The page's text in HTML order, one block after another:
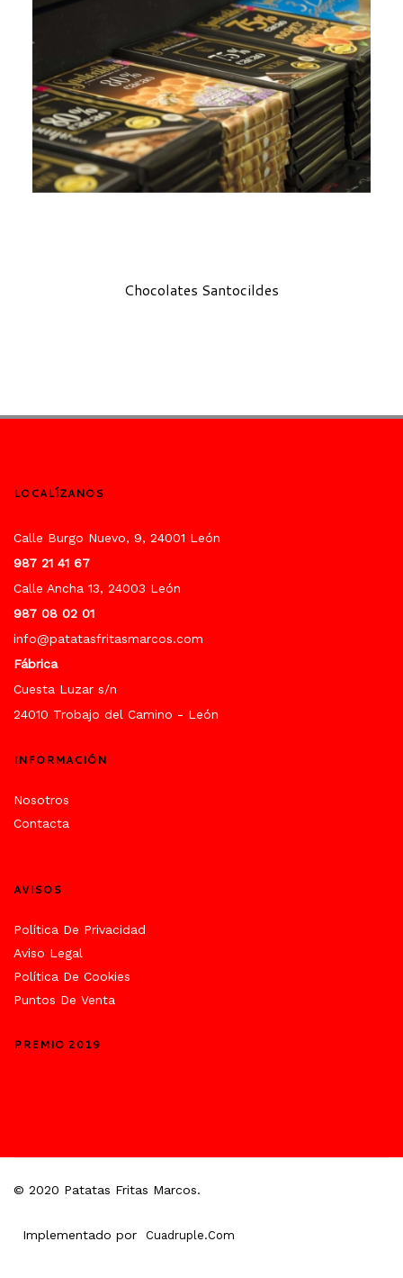
Chocolates Santocildes
LOCALÍZANOS
Calle Burgo Nuevo, 9, 24001 León
987 21 41 67
Calle Ancha 13, 24003 León
987 08 02 01
info@patatasfritasmarcos.com
Fábrica
Cuesta Luzar s/n
24010 Trobajo del Camino - León
INFORMACIÓN
Nosotros
Contacta
AVISOS
Política De Privacidad
Aviso Legal
Política De Cookies
Puntos De Venta
PREMIO 2019
© 2020 Patatas Fritas Marcos.
Implementado por Cuadruple.com